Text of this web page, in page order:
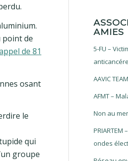
point de
de 81
osant
le
qui
groupe
AMIES
5-FU –
AAVIC TEAM
AFMT –
Non au
ondes